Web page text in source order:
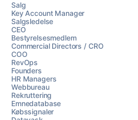
Salg
Key Account Manager
Salgsledelse
CEO
Bestyrelsesmedlem
Commercial Directors / CRO
COO
RevOps
Founders
HR Managers
Webbureau
Rekruttering
Emnedatabase
Købssignaler